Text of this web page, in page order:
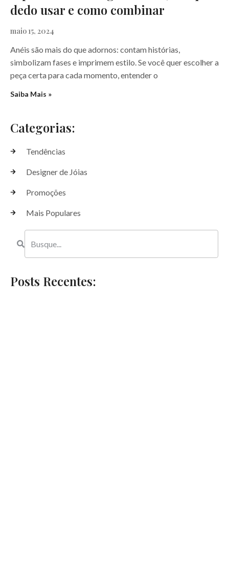
Categorias:
Tendências
Designer de Jóias
Promoções
Mais Populares
Posts Recentes:
dedo usar e como combinar
maio 15, 2024
Anéis são mais do que adornos: contam histórias,
simbolizam fases e imprimem estilo. Se você quer escolher a
peça certa para cada momento, entender o
Saiba Mais »